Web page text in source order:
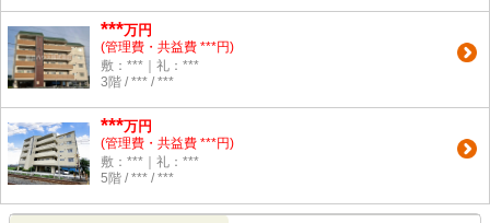
***万円
(管理費・共益費 ***円)
敷：***｜礼：***
3階 / *** / ***
***万円
(管理費・共益費 ***円)
敷：***｜礼：***
5階 / *** / ***